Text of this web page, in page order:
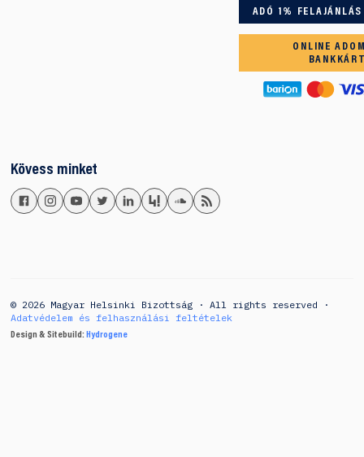
ADÓ 1% FELAJÁNLÁS
ONLINE
Kövess minket
© 2026 Magyar Helsinki Bizottság · All rights reserved ·
Adatvédelem és felhasználási feltételek
Design & Sitebuild:Hydrogene